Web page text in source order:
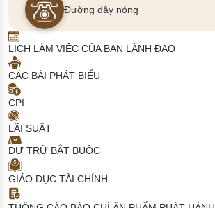
Đường dây nóng
LỊCH LÀM VIỆC CỦA BAN LÃNH ĐẠO
CÁC BÀI PHÁT BIỂU
CPI
LÃI SUẤT
DỰ TRỮ BẮT BUỘC
GIÁO DỤC TÀI CHÍNH